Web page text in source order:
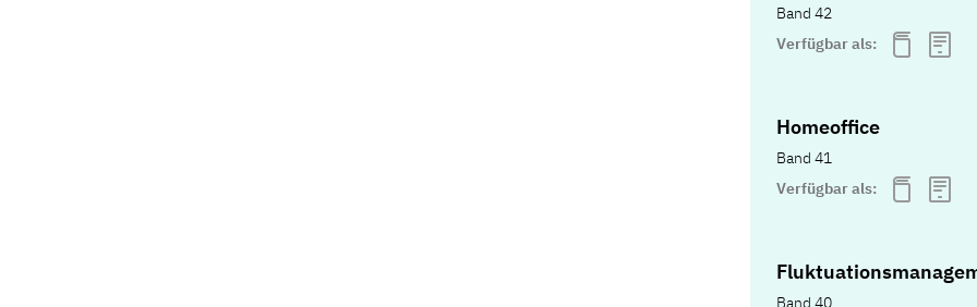
Band 42
Verfügbar als:
Homeoffice
Band 41
Verfügbar als:
Band 40